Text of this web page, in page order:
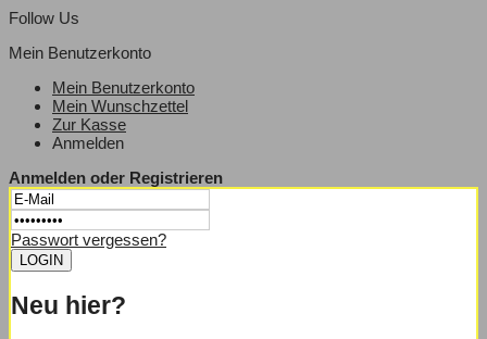
Follow Us
Mein Benutzerkonto
Mein Benutzerkonto
Mein Wunschzettel
Zur Kasse
Anmelden
Anmelden oder Registrieren
Passwort vergessen?
Neu hier?